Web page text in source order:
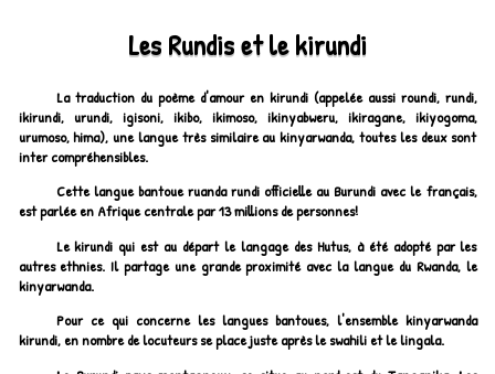
Les Rundis et le kirundi
La traduction du poème d'amour en kirundi (appelée aussi roundi, rundi,
ikirundi, urundi, igisoni, ikibo, ikimoso, ikinyabweru, ikiragane, ikiyogoma,
urumoso, hima), une langue très similaire au kinyarwanda, toutes les deux sont
inter compréhensibles.
Cette langue bantoue ruanda rundi officielle au Burundi avec le français,
est parlée en Afrique centrale par 13 millions de personnes!
Le kirundi qui est au départ le langage des Hutus, à été adopté par les
autres ethnies. Il partage une grande proximité avec la langue du Rwanda, le
kinyarwanda.
Pour ce qui concerne les langues bantoues, l'ensemble kinyarwanda
kirundi, en nombre de locuteurs se place juste après le swahili et le lingala.